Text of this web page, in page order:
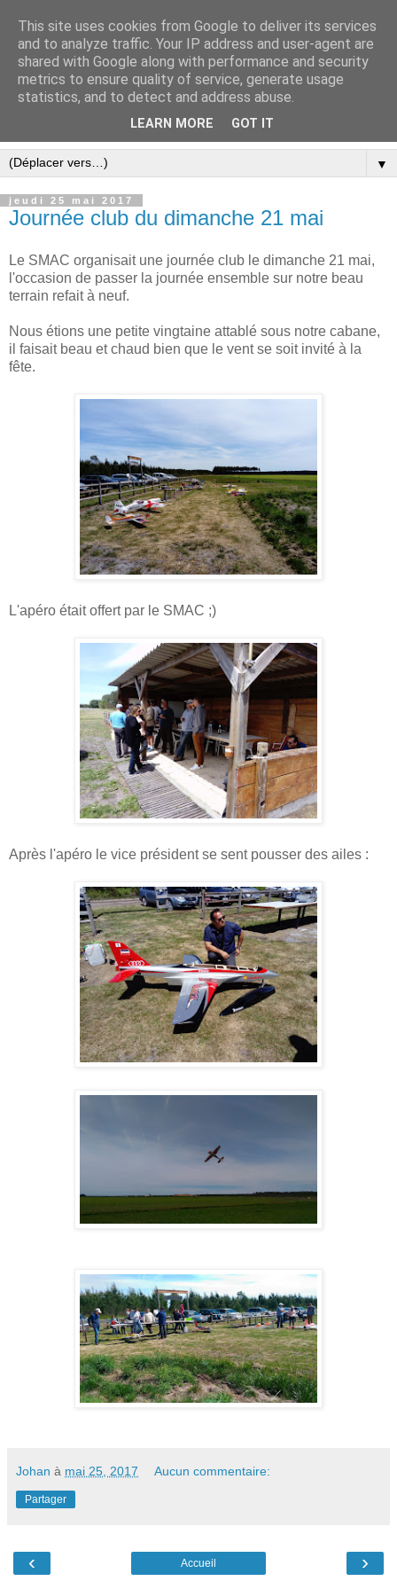
▼
jeudi 25 mai 2017
Journée club du dimanche 21 mai
Le SMAC organisait une journée club le dimanche 21 mai,
l'occasion de passer la journée ensemble sur notre beau
terrain refait à neuf.
Nous étions une petite vingtaine attablé sous notre cabane,
il faisait beau et chaud bien que le vent se soit invité à la
fête.
L'apéro était offert par le SMAC ;)
Après l'apéro le vice président se sent pousser des ailes :
Johan à mai 25, 2017 Aucun commentaire:
Partager
‹ ›
Accueil
This site uses cookies from Google to deliver its services
and to analyze traffic. Your IP address and user-agent are
shared with Google along with performance and security
metrics to ensure quality of service, generate usage
statistics, and to detect and address abuse.
LEARN MORE GOT IT